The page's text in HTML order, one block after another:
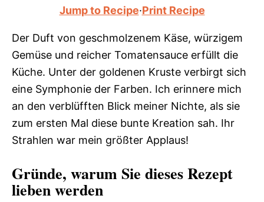
Jump to Recipe·Print Recipe
Der Duft von geschmolzenem Käse, würzigem
Gemüse und reicher Tomatensauce erfüllt die
Küche. Unter der goldenen Kruste verbirgt sich
eine Symphonie der Farben. Ich erinnere mich
an den verblüfften Blick meiner Nichte, als sie
zum ersten Mal diese bunte Kreation sah. Ihr
Strahlen war mein größter Applaus!
Gründe, warum Sie dieses Rezept
lieben werden